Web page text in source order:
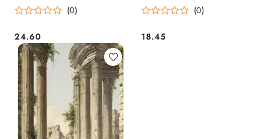
(0)
Cena:
24.60
(0)
Cena:
18.45